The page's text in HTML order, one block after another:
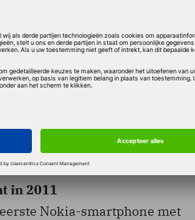
technologie en software en
we kunnen iets doen met de
in 2011
Nokia-smartphone met